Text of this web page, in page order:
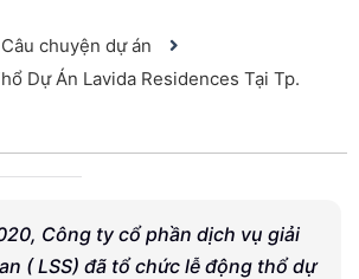
Câu chuyện dự án
Dự Án Lavida Residences Tại Tp.
Công ty cổ phần dịch vụ giải
( LSS) đã tổ chức lễ động thổ dự